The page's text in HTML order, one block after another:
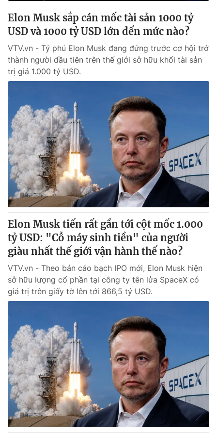
® Cấm sao chép dưới mọi hình thức nếu không có sự chấp
thuận bằng văn bản. Ghi rõ nguồn VTV.vn khi phát hành lại
thông tin từ website này.
Elon Musk sắp cán mốc tài sản 1000 tỷ
USD và 1000 tỷ USD lớn đến mức nào?
VTV.vn - Tỷ phú Elon Musk đang đứng trước cơ hội trở
thành người đầu tiên trên thế giới sở hữu khối tài sản
trị giá 1.000 tỷ USD.
Elon Musk tiến rất gần tới cột mốc 1.000
tỷ USD: "Cỗ máy sinh tiền" của người
giàu nhất thế giới vận hành thế nào?
VTV.vn - Theo bản cáo bạch IPO mới, Elon Musk hiện
sở hữu lượng cổ phần tại công ty tên lửa SpaceX có
giá trị trên giấy tờ lên tới 866,5 tỷ USD.